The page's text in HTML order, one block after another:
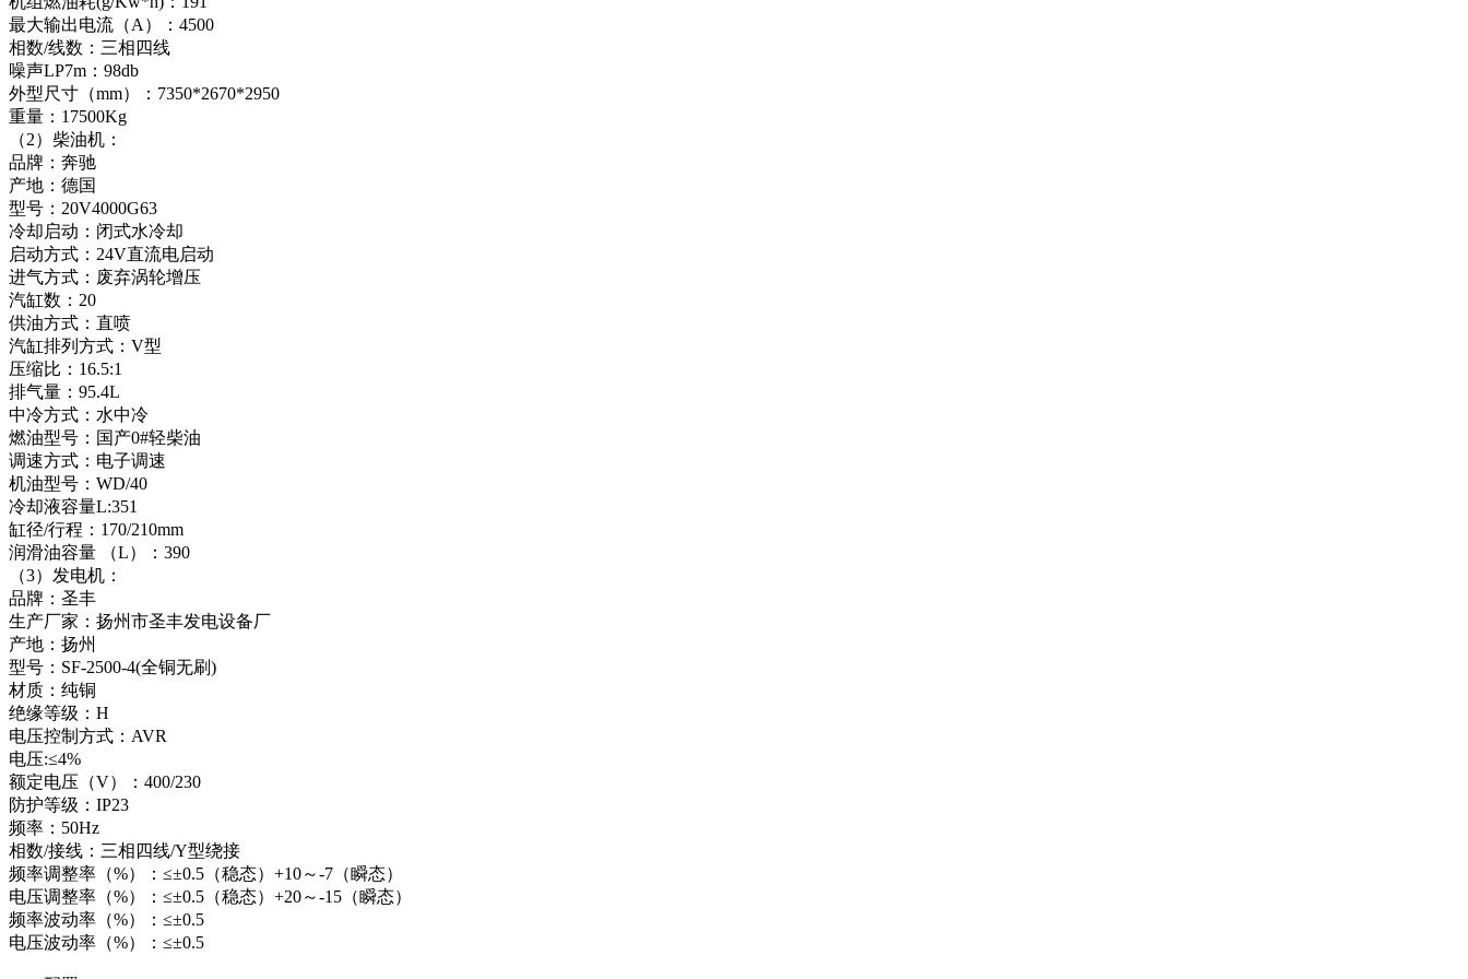
最大输出电流（A）：4500
相数/线数：三相四线
噪声LP7m：98db
外型尺寸（mm）：7350*2670*2950
重量：17500Kg
（2）柴油机：
品牌：奔驰
产地：德国
型号：20V4000G63
冷却启动：闭式水冷却
启动方式：24V直流电启动
进气方式：废弃涡轮增压
汽缸数：20
供油方式：直喷
汽缸排列方式：V型
压缩比：16.5:1
排气量：95.4L
中冷方式：水中冷
燃油型号：国产0#轻柴油
调速方式：电子调速
机油型号：WD/40
冷却液容量L:351
缸径/行程：170/210mm
润滑油容量 （L）：390
（3）发电机：
品牌：圣丰
生产厂家：扬州市圣丰发电设备厂
产地：扬州
型号：SF-2500-4(全铜无刷)
材质：纯铜
绝缘等级：H
电压控制方式：AVR
电压:≤4%
额定电压（V）：400/230
防护等级：IP23
频率：50Hz
相数/接线：三相四线/Y型绕接
频率调整率（%）：≤±0.5（稳态）+10～-7（瞬态）
电压调整率（%）：≤±0.5（稳态）+20～-15（瞬态）
频率波动率（%）：≤±0.5
电压波动率（%）：≤±0.5